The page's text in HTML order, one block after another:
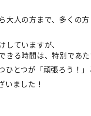
大人の方まで、多くの
ていますが、
きる時間は、特別であた
とつが「頑張ろう！」
いました！